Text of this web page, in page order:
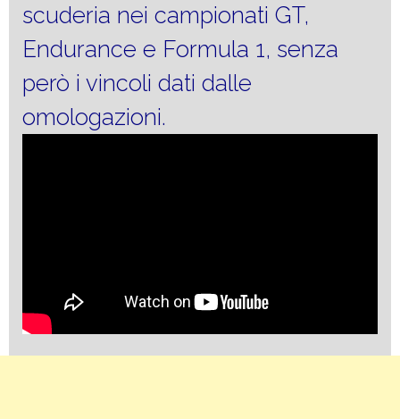
scuderia nei campionati GT,
Endurance e Formula 1, senza
però i vincoli dati dalle
omologazioni.